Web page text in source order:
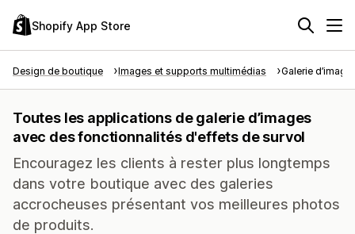
Shopify App Store
Design de boutique Images et supports multimédias Galerie
Toutes les applications de galerie d’images
avec des fonctionnalités d'effets de survol
Encouragez les clients à rester plus longtemps
dans votre boutique avec des galeries
accrocheuses présentant vos meilleures photos
de produits.